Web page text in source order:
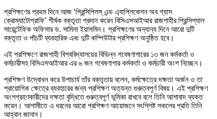
প্রশিক্ষণের প্রথম দিনে আজ ‘প্রিন্সিপিলস্ এন্ড এ্যাপ্লিকেশন অব গ্যাস
ক্রোম্যাটোগ্রাফি’ শীর্ষক বক্তৃতা প্রদান করেন বিসিএসআইআর রাজশাহীর প্রিন্সিপ্যাল
সায়েন্টেফিক অফিসার ড. সামিনা ইয়াসমিন। প্রশিক্ষণের অন্যান্য দিনে আরো দুটি
বক্তৃতা ও পাঁচটি ব্যবহারিক এবং দুটি কম্পিউটার প্রশিক্ষণ অনুষ্ঠিত হবে।
এই প্রশিক্ষণে রাজশাহী বিশ্ববিদ্যালয়ের বিভিন্ন গবেষণাগারের ১৩ জন কর্মকর্তা ও
কর্মচারীসহ বিসিএসআইআর এর ৬ জন গবেষণাগার কর্মকর্তা ও কর্মচারী অংশ নিচ্ছেন।
প্রশিক্ষণ উদ্বোধন করে উপাচার্য তাঁর বক্তৃতায় বলেন, কর্মক্ষেত্রে দক্ষতা অর্জন ও তা
প্রায়োগিক ক্ষেত্রে ব্যবহারের জন্য প্রশিক্ষণ অত্যন্ত গুরুত্বপূর্ণ বিষয়। এই প্রশিক্ষণ
অংশগ্রহণকারীদের দক্ষতা বৃদ্ধিতে গুরুত্বপূর্ণ ভূমিকা রাখবে বলে তিনি আশাবাদ ব্যক্ত
করেন। আগামীতে এ ধরনের আরো প্রশিক্ষণ আয়োজনে সংশ্লিষ্ট সকলের প্রতি তিনি
আহ্বান জানান।